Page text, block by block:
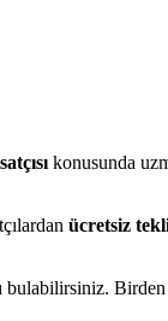
konusunda
ücretsiz
bulabilirsiniz. Birden